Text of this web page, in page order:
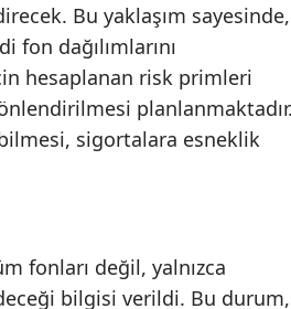
Isparta
Mersin
İstanbul
Kayseri
Bu yaklaşım sayesinde,
dağılımlarını
hesaplanan risk primleri
sigortalara esneklik
fonları değil, yalnızca
bilgisi verildi. Bu durum,